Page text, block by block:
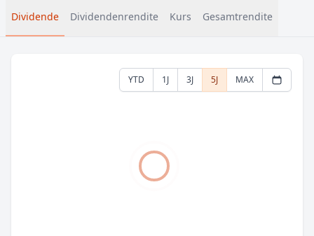
Dividende Dividendenrendite Kurs Gesamtrendite
YTD 1J 3J 5J MAX